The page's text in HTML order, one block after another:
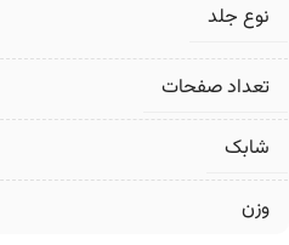
نوع جلد
تعداد صفحات
شابک
وزن